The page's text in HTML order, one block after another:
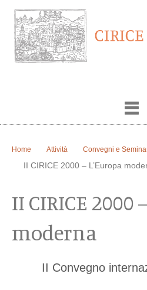
Home Attività Convegni e
II CIRICE 2000 – L’Europa
II CIRICE 2000
moderna
II Convegno